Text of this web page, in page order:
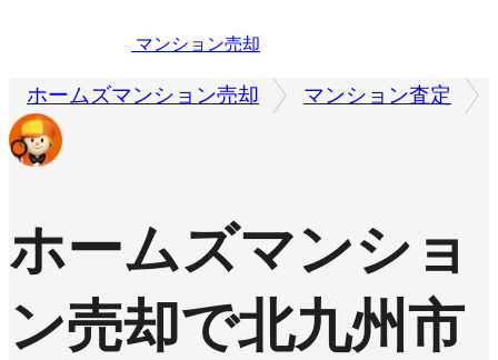
マンション売却
ホームズマンション売却 マンション査定
ホームズマンショ
ン売却で北九州市